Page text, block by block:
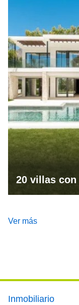
20 villas
Ver más
Footer main
Inmobiliario